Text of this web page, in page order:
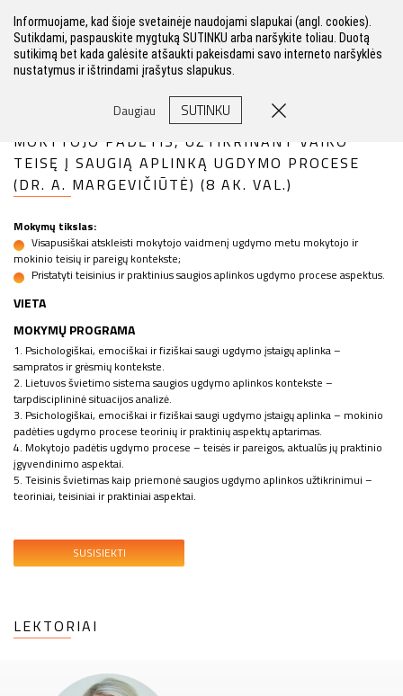
MOKYTOJO PADĖTIS, UŽTIKRINANT VAIKO
TEISĘ Į SAUGIĄ APLINKĄ UGDYMO PROCESE
(DR. A. MARGEVIČIŪTĖ) (8 AK. VAL.)
Mokymų tikslas:
Visapusiškai atskleisti mokytojo vaidmenį ugdymo metu mokytojo ir
mokinio teisių ir pareigų kontekste;
Pristatyti teisinius ir praktinius saugios aplinkos ugdymo procese aspektus.
VIETA
MOKYMŲ PROGRAMA
1. Psichologiškai, emociškai ir fiziškai saugi ugdymo įstaigų aplinka –
sampratos ir grėsmių kontekste.
2. Lietuvos švietimo sistema saugios ugdymo aplinkos kontekste –
tarpdisciplininė situacijos analizė.
3. Psichologiškai, emociškai ir fiziškai saugi ugdymo įstaigų aplinka – mokinio
padėties ugdymo procese teorinių ir praktinių aspektų aptarimas.
4. Mokytojo padėtis ugdymo procese – teisės ir pareigos, aktualūs jų praktinio
įgyvendinimo aspektai.
5. Teisinis švietimas kaip priemonė saugios ugdymo aplinkos užtikrinimui –
teoriniai, teisiniai ir praktiniai aspektai.
SUSISIEKTI
LEKTORIAI
Informuojame, kad šioje svetainėje naudojami slapukai (angl. cookies).
Sutikdami, paspauskite mygtuką SUTINKU arba naršykite toliau. Duotą
sutikimą bet kada galėsite atšaukti pakeisdami savo interneto naršyklės
nustatymus ir ištrindami įrašytus slapukus.
Daugiau SUTINKU